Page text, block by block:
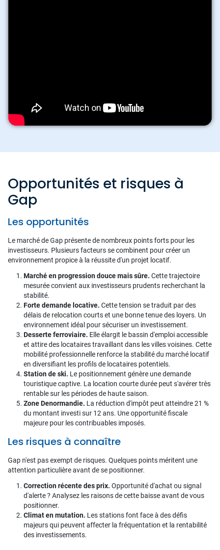
Opportunités et risques à
Gap
Les opportunités
Le marché de Gap présente de nombreux points forts pour les
investisseurs. Plusieurs facteurs se combinent pour créer un
environnement propice à la réussite d'un projet locatif.
Marché en progression douce mais sûre. Cette trajectoire
mesurée convient aux investisseurs prudents recherchant la
stabilité.
Forte demande locative. Cette tension se traduit par des
délais de relocation courts et une bonne tenue des loyers. Un
environnement idéal pour sécuriser un investissement.
Desserte ferroviaire. Elle élargit le bassin d'emploi accessible
et attire des locataires travaillant dans les villes voisines. Cette
mobilité professionnelle renforce la stabilité du marché locatif
en diversifiant les profils de locataires potentiels.
Station de ski. Le positionnement génère une demande
touristique captive. La location courte durée peut s'avérer très
rentable sur les périodes de haute saison.
Zone Denormandie. La réduction d'impôt peut atteindre 21 %
du montant investi sur 12 ans. Une opportunité fiscale
majeure pour les contribuables imposés.
Les risques à connaître
Gap n'est pas exempt de risques. Quelques points méritent une
attention particulière avant de se positionner.
Correction récente des prix. Opportunité d'achat ou signal
d'alerte ? Analysez les raisons de cette baisse avant de vous
positionner.
Climat en mutation. Les stations font face à des défis
majeurs qui peuvent affecter la fréquentation et la rentabilité
des investissements.